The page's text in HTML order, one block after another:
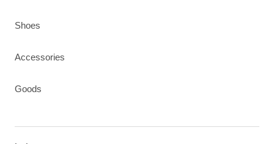
Shoes
Accessories
Goods